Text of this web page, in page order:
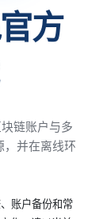
方
链账户与多
，并在离线环
账户备份和常